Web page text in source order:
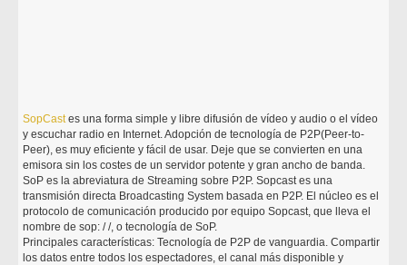
SopCastes una forma simple y libre difusión de vídeo y audio o el vídeo
y escuchar radio en Internet. Adopción de tecnología de P2P(Peer-to-
Peer), es muy eficiente y fácil de usar. Deje que se convierten en una
emisora sin los costes de un servidor potente y gran ancho de banda.
SoP es la abreviatura de Streaming sobre P2P. Sopcast es una
transmisión directa Broadcasting System basada en P2P. El núcleo es el
protocolo de comunicación producido por equipo Sopcast, que lleva el
nombre de sop: / /, o tecnología de SoP.
Principales características: Tecnología de P2P de vanguardia. Compartir
los datos entre todos los espectadores, el canal más disponible y